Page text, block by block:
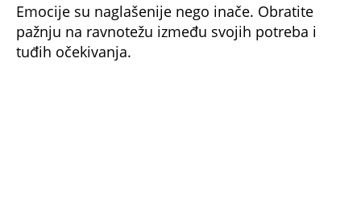
Emocije su naglašenije nego inače. Obratite
pažnju na ravnotežu između svojih potreba i
tuđih očekivanja.